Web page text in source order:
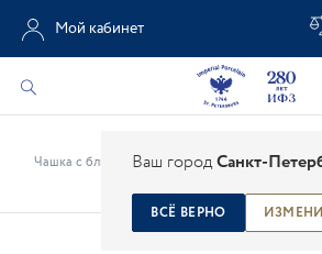
Ваш городСанкт-
ВСЁ ВЕРНО
Мой кабинет
Чашка с блюдцем 165 мл, форма Майская,